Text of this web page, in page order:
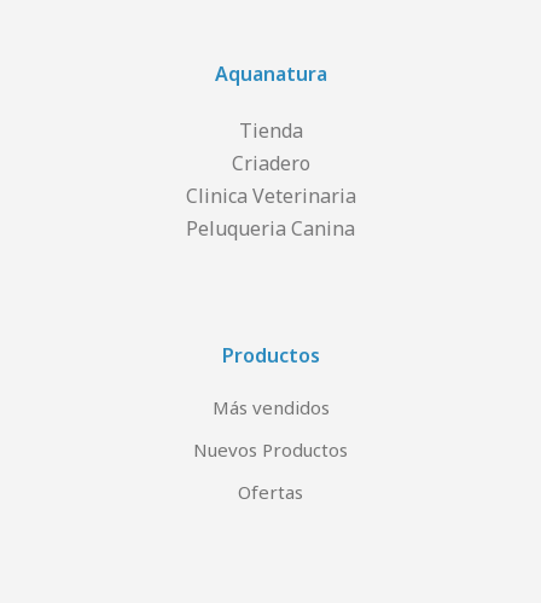
Aquanatura
Tienda
Criadero
Clinica Veterinaria
Peluqueria Canina
Productos
Más vendidos
Nuevos Productos
Ofertas